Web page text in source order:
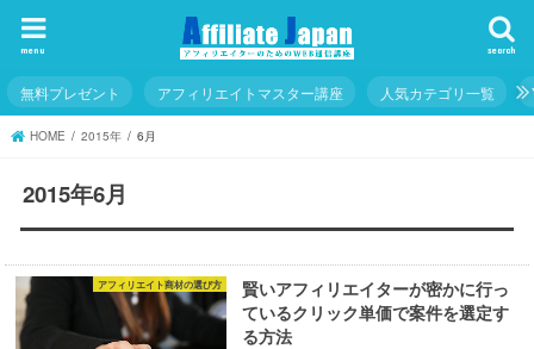
search
menu
無料プレゼント アフィリエイトマスター講座 人気カテゴリ一覧
HOME 2015年 6月
2015年6月
アフィリエイト商材の選び方
賢いアフィリエイターが密かに行っ
ているクリック単価で案件を選定す
る方法